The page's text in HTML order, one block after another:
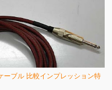
ーブル 比較インプレッション特